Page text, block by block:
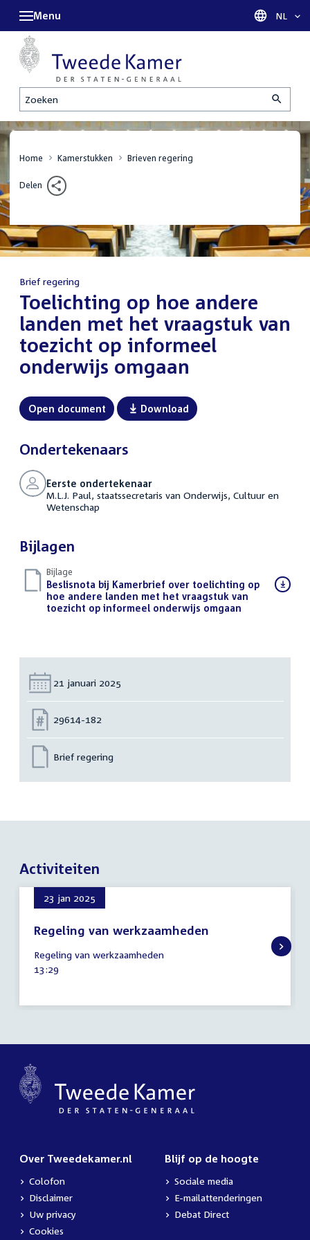
Zoeken
Menu Taal
NL
Home Kamerstukken Brieven regering
Delen
Brief regering
:Toelichting op hoe andere
landen met het vraagstuk van
toezicht op informeel
onderwijs omgaan
Open document Download
Ondertekenaars
Eerste ondertekenaar
M.L.J. Paul, staatssecretaris van Onderwijs, Cultuur en
Wetenschap
Bijlagen
Bijlage
Download
bestand:
Beslisnota bij Kamerbrief over toelichting op
hoe andere landen met het vraagstuk van
toezicht op informeel onderwijs omgaan
Datum:
21 januari 2025
Nummer:
29614-182
Brief regering
Activiteiten
23 jan 2025
Regeling van werkzaamheden
januari
2025
Regeling van werkzaamheden
Tijd
13:29
Over Tweedekamer.nl
Colofon
Disclaimer
Uw privacy
Cookies
Blijf op de hoogte
Sociale media
E-mailattenderingen
Debat Direct